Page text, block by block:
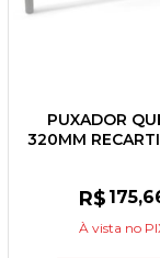
PUXADOR
320MM
R$ 175
À vista no